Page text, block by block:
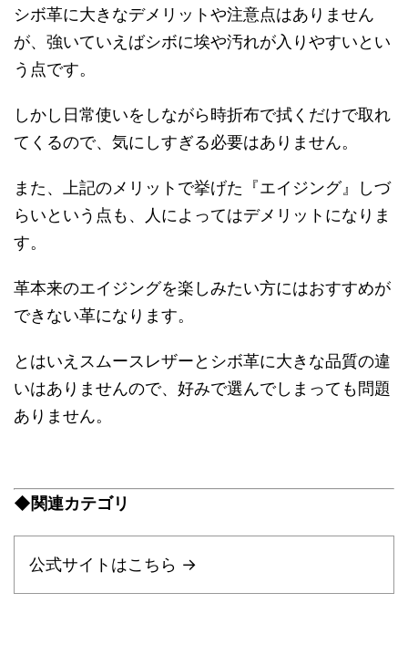
シボ革に大きなデメリットや注意点はありません
が、強いていえばシボに埃や汚れが入りやすいとい
う点です。
しかし日常使いをしながら時折布で拭くだけで取れ
てくるので、気にしすぎる必要はありません。
また、上記のメリットで挙げた『エイジング』しづ
らいという点も、人によってはデメリットになりま
す。
革本来のエイジングを楽しみたい方にはおすすめが
できない革になります。
とはいえスムースレザーとシボ革に大きな品質の違
いはありませんので、好みで選んでしまっても問題
ありません。
◆関連カテゴリ
公式サイトはこちら →